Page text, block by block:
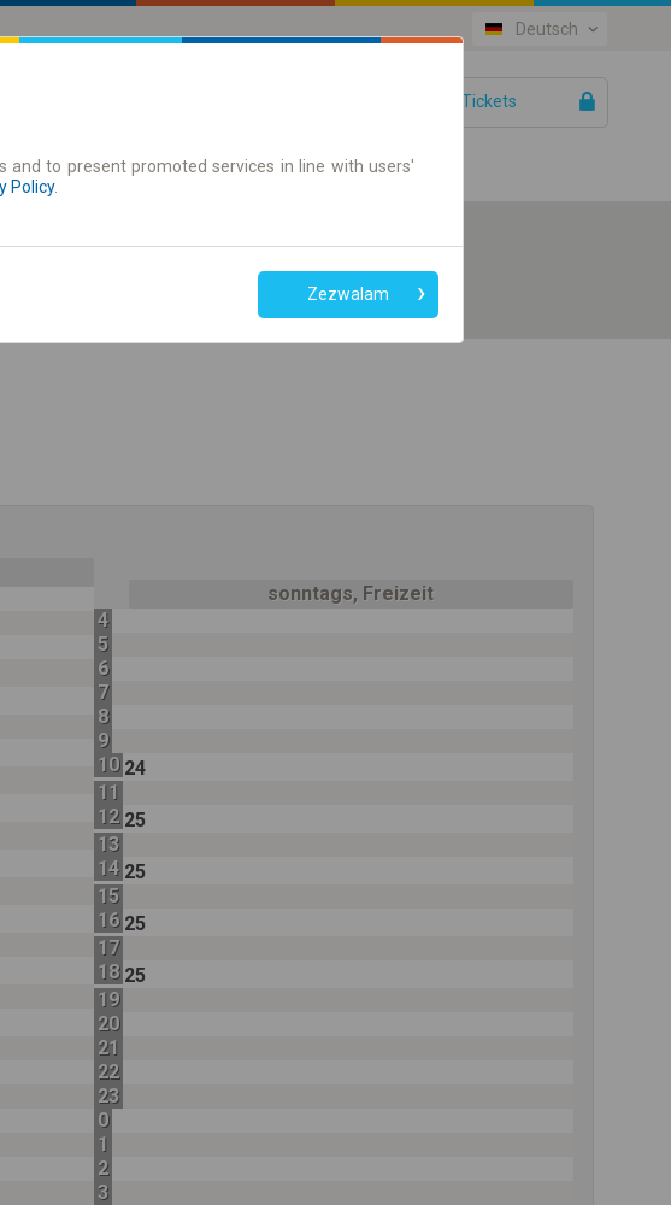
Deutsch
IhreTickets
sonntags, Freizeit
4
5
6
7
8
9
10 24
11
12 25
13
14 25
15
16 25
17
18 25
19
20
21
22
23
0
1
2
3
and to present promoted services in line with users'
Policy.
Zezwalam